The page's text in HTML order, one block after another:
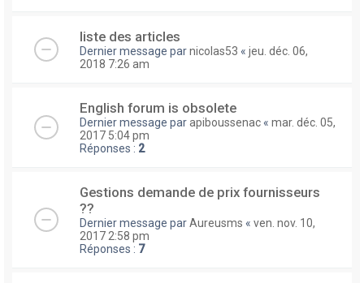
liste des articles
Dernier message parnicolas53 « jeu. déc. 06,
2018 7:26 am
English forum is obsolete
Dernier message parapiboussenac « mar. déc. 05,
2017 5:04 pm
Réponses : 2
Gestions demande de prix fournisseurs
??
Dernier message parAureusms « ven. nov. 10,
2017 2:58 pm
Réponses : 7